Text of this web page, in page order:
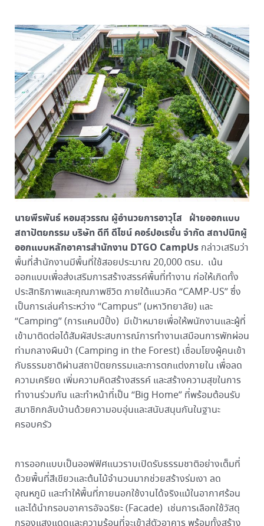
นายพีรพันธ์ หอมสุวรรณ ผู้อำนวยการอาวุโส ฝ่ายออกแบบ
สถาปัตยกรรม บริษัท ดีที ดีไซน์ คอร์ปอเรชั่น จำกัด สถาปนิกผู้
ออกแบบหลักอาคารสำนักงาน DTGO CampUsกล่าวเสริมว่า
พื้นที่สำนักงานมีพื้นที่ใช้สอยประมาณ 20,000 ตรม. เน้น
ออกแบบเพื่อส่งเสริมการสร้างสรรค์พื้นที่ทำงาน ก่อให้เกิดทั้ง
ประสิทธิภาพและคุณภาพชีวิต ภายใต้แนวคิด “CAMP-US” ซึ่ง
เป็นการเล่นคำระหว่าง “Campus” (มหาวิทยาลัย) และ
“Camping” (การแคมป์ปิ้ง) มีเป้าหมายเพื่อให้พนักงานและผู้ที่
เข้ามาติดต่อได้สัมผัสประสบการณ์การทำงานเสมือนการพักผ่อน
ท่ามกลางผืนป่า (Camping in the Forest) เชื่อมโยงผู้คนเข้า
กับธรรมชาติผ่านสถาปัตยกรรมและการตกแต่งภายใน เพื่อลด
ความเครียด เพิ่มความคิดสร้างสรรค์ และสร้างความสุขในการ
ทำงานร่วมกัน และทำหน้าที่เป็น “Big Home” ที่พร้อมต้อนรับ
สมาชิกกลับบ้านด้วยความอบอุ่นและสนับสนุนกันในฐานะ
ครอบครัว
การออกแบบเป็นออฟฟิศแนวราบเปิดรับธรรมชาติอย่างเต็มที่
ด้วยพื้นที่สีเขียวและต้นไม้จำนวนมากช่วยสร้างร่มเงา ลด
อุณหภูมิ และทำให้พื้นที่ภายนอกใช้งานได้จริงแม้ในอากาศร้อน
และได้นำกรอบอาคารอัจฉริยะ (Facade) เช่นการเลือกใช้วัสดุ